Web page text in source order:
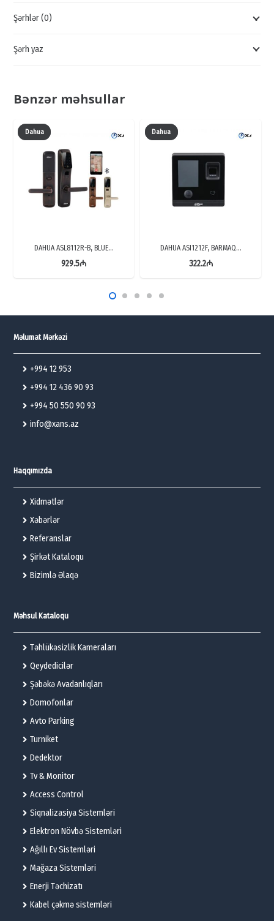
SMART
OTEL
Şərhlər (0)
Şərh yaz
Bənzər məhsullar
Dahua
DAHUA ASL8112R-B, BLUE…
929.5₼
Dahua
DAHUA ASI1212F, BARMAQ…
322.2₼
Məlumat Mərkəzi
+994 12 953
+994 12 436 90 93
+994 50 550 90 93
info@xans.az
Haqqımızda
Xidmətlər
Xəbərlər
Referanslar
Şirkət Kataloqu
Bizimlə Əlaqə
Məhsul Kataloqu
Təhlükəsizlik Kameraları
Qeydedicilər
Şəbəkə Avadanlıqları
Domofonlar
Avto Parking
Turniket
Dedektor
Tv & Monitor
Access Control
Siqnalizasiya Sistemləri
Elektron Növbə Sistemləri
Ağıllı Ev Sistemləri
Mağaza Sistemləri
Enerji Təchizatı
Kabel çəkmə sistemləri